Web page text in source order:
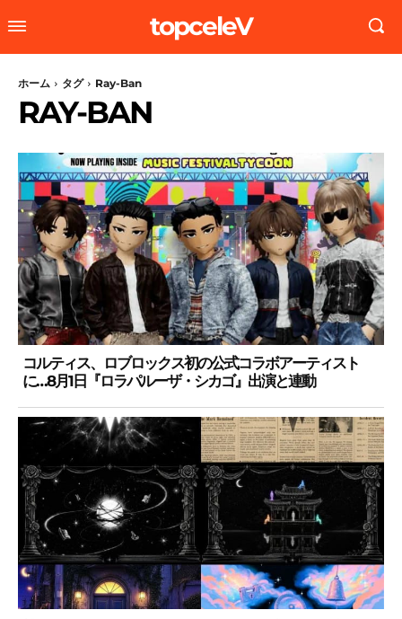
topceleV
ホーム タグ Ray-Ban
RAY-BAN
コルティス、ロブロックス初の公式コラボアーティスト
に…8月1日『ロラパルーザ・シカゴ』出演と連動